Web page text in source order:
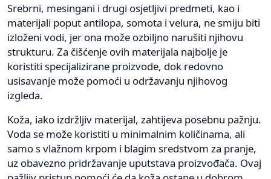
Srebrni, mesingani i drugi osjetljivi predmeti, kao i
materijali poput antilopa, somota i velura, ne smiju biti
izloženi vodi, jer ona može ozbiljno narušiti njihovu
strukturu. Za čišćenje ovih materijala najbolje je
koristiti specijalizirane proizvode, dok redovno
usisavanje može pomoći u održavanju njihovog
izgleda.
Koža, iako izdržljiv materijal, zahtijeva posebnu pažnju.
Voda se može koristiti u minimalnim količinama, ali
samo s vlažnom krpom i blagim sredstvom za pranje,
uz obavezno pridržavanje uputstava proizvođača. Ovaj